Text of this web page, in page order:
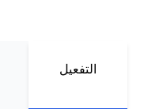
التفعيل